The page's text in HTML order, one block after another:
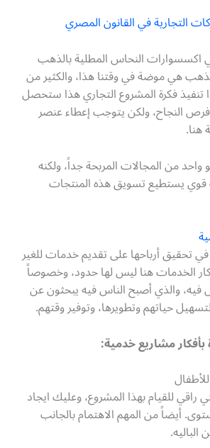
التجارية في القانون المصري
اكسسوارات النحاس المطلية بالذهب
هي موضة في وقتنا هذا، والكثير من
تنفيذ فكرة المشروع التجاري هذا ستحصل
النجاح، ولكن يتوجب إعطاء عنصر
هنا.
من المجالات المربحة جداً، ولكنه
قوي يستطيع تسويق هذه المنتجات
تحقيق أرباحها على تقديم خدمات للغير
الخدمات هنا ليس لها حدود، وخصوصاً
والذي أصبح الناس فيه يبحثون عن
حياتهم وتطويرها، وتوفير وقتهم.
مشاريع خدمية:
للقيام بهذا المشروع، وعليك ايجاد
أيضاً من المهم الاهتمام بالجانب